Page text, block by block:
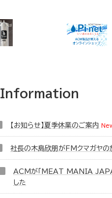
Information
【お知らせ】夏季休業のご案内
社長の木島欣朋がFMクマガヤの
ACMが「MEAT MANIA
した